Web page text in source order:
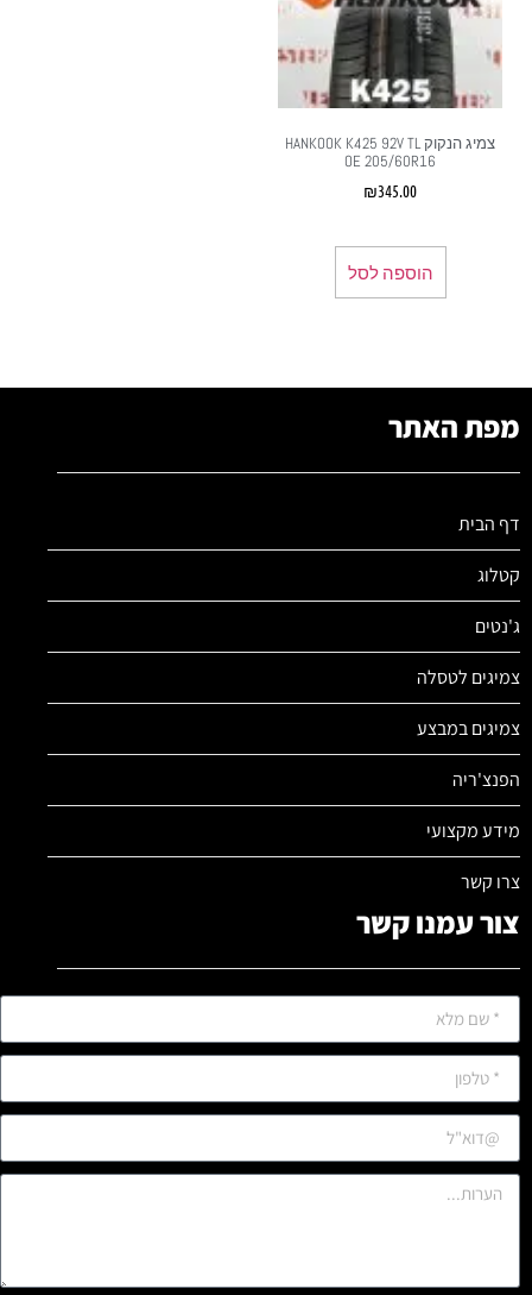
צמיג הנקוק HANKOOK K425 92V TL
OE 205/60R16
₪345.00
הוספה לסל
מפת האתר
דף הבית
קטלוג
ג'נטים
צמיגים לטסלה
צמיגים במבצע
הפנצ'ריה
מידע מקצועי
צרו קשר
צור עמנו קשר